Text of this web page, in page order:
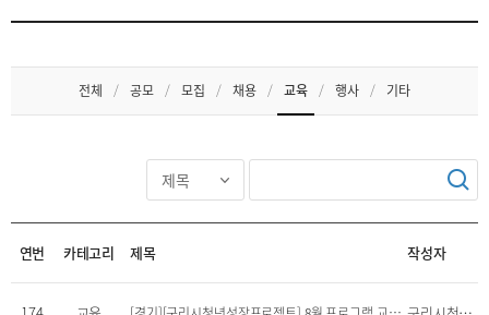
전체 / 공모 / 모집 / 채용 / 교육 / 행사 / 기타
연번 카테고리 제목 작성자